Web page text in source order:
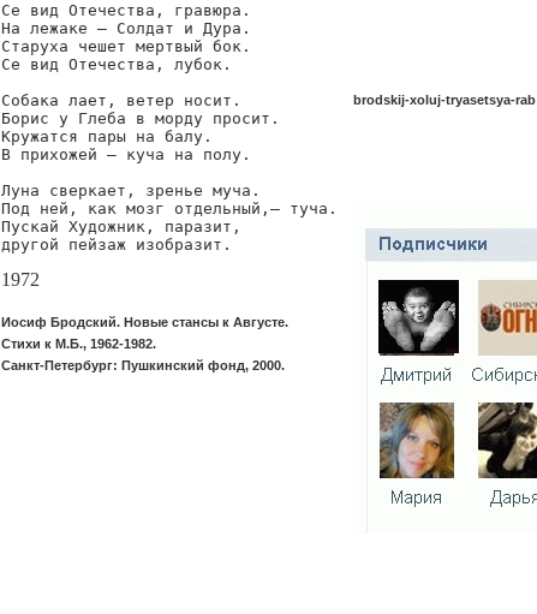
Се вид Отечества, гравюра.
На лежаке — Солдат и Дура.
Старуха чешет мертвый бок.
Се вид Отечества, лубок.
Собака лает, ветер носит.
Борис у Глеба в морду просит.
Кружатся пары на балу.
В прихожей — куча на полу.
Луна сверкает, зренье муча.
Под ней, как мозг отдельный,— туча.
Пускай Художник, паразит,
другой пейзаж изобразит.
1972
Иосиф Бродский. Новые стансы к Августе.
Стихи к М.Б., 1962-1982.
Санкт-Петербург: Пушкинский фонд, 2000.
brodskij-xoluj-tryasetsya-rab